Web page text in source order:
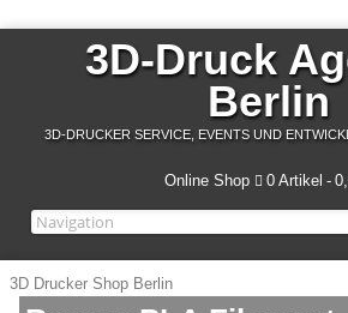
3D-Druck
Berlin
3D-DRUCKER SERVICE, EVENTS UND
Online Shop 0 Artikel
3D Drucker Shop Berlin